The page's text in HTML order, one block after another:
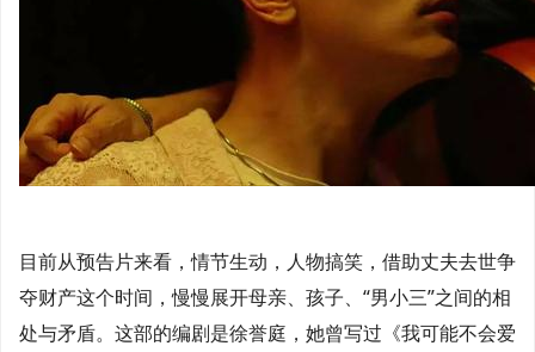
目前从预告片来看，情节生动，人物搞笑，借助丈夫去世争
夺财产这个时间，慢慢展开母亲、孩子、“男小三”之间的相
处与矛盾。这部的编剧是徐誉庭，她曾写过《我可能不会爱